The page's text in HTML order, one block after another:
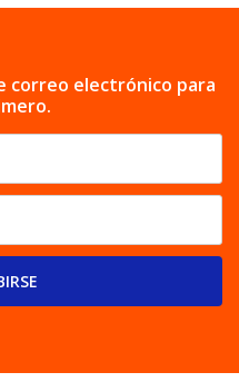
correo electrónico para